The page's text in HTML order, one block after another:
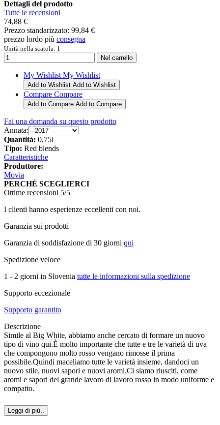
Dettagli del prodotto
Tutte le recensioni
74,88 €
Prezzo standarizzato: 99,84 €
prezzo lordo più consegna
Unità nella scatola: 1
My Wishlist My Wishlist
Add to Wishlist Add to Wishlist
Compare Compare
Add to Compare Add to Compare
Fai una domanda su questo prodotto
Annata:
Quantità: 0,75l
Tipo: Red blends
Caratteristiche
Produttore:
Movia
PERCHÉ SCEGLIERCI
Ottime recensioni 5/5
I clienti hanno esperienze eccellenti con noi.
Garanzia sui prodotti
Garanzia di soddisfazione di 30 giorni qui
Spedizione veloce
1 - 2 giorni in Slovenia tutte le informazioni sulla spedizione
Supporto eccezionale
Supporto garantito
Descrizione
Simile al Big White, abbiamo anche cercato di formare un nuovo
tipo di vino qui.È molto importante che tutte e tre le varietà di uva
che compongono molto rosso vengano rimosse il prima
possibile.Quindi maceliamo tutte le varietà insieme, dandoci un
nuovo stile, nuovi sapori e nuovi aromi.Ci siamo riusciti, come
aromi e sapori del grande lavoro di lavoro rosso in modo uniforme e
compatto.
Leggi di più..